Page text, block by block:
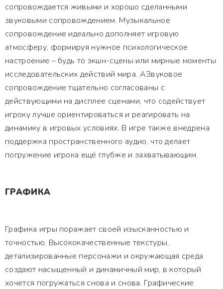
сопровождается живыми и хорошо сделанными
звуковыми сопровождением. Музыкальное
сопровождение идеально дополняет игровую
атмосферу, формируя нужное психологическое
настроение – будь то экшн-сцены или мирные моменты
исследовательских действий мира. АЗвуковое
сопровождение тщательно согласованы с
действующими на дисплее сценами, что содействует
игроку лучше ориентироваться и реагировать на
динамику в игровых условиях. В игре также внедрена
поддержка пространственного аудио, что делает
погружение игрока ещё глубже и захватывающим.
ГРАФИКА
Графика игры поражает своей изысканностью и
точностью. Высококачественные текстуры,
детализированные персонажи и окружающая среда
создают насыщенный и динамичный мир, в который
хочется погружаться снова и снова. Графические